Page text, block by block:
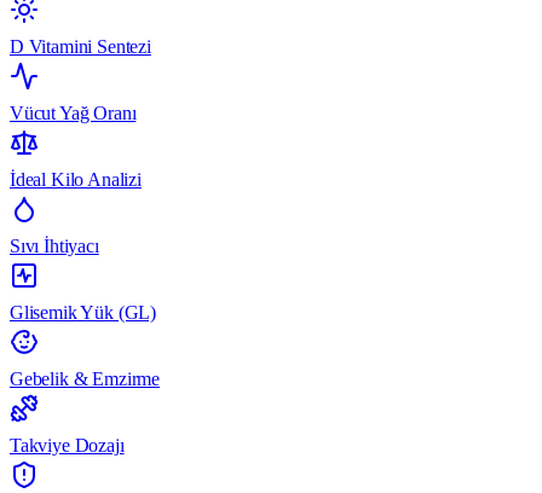
D Vitamini Sentezi
Vücut Yağ Oranı
İdeal Kilo Analizi
Sıvı İhtiyacı
Glisemik Yük (GL)
Gebelik & Emzirme
Takviye Dozajı